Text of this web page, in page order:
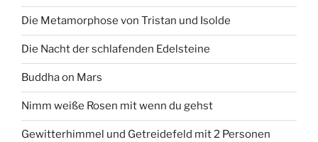
Die Metamorphose von Tristan und Isolde
Die Nacht der schlafenden Edelsteine
Buddha on Mars
Nimm weiße Rosen mit wenn du gehst
Gewitterhimmel und Getreidefeld mit 2 Personen